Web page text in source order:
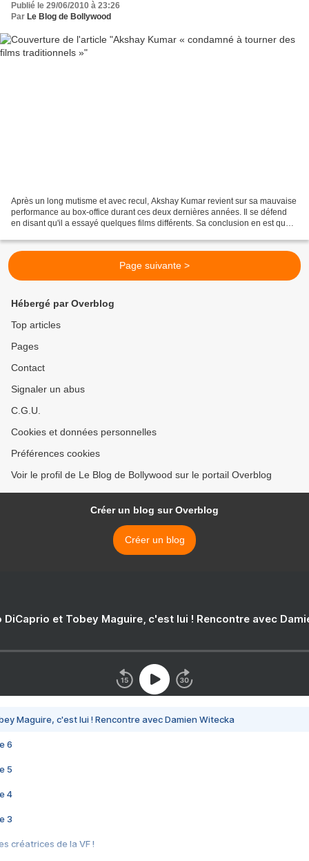
Publié le 29/06/2010 à 23:26
Par Le Blog de Bollywood
Après un long mutisme et avec recul, Akshay Kumar revient sur sa mauvaise
performance au box-office durant ces deux dernières années. Il se défend
en disant qu'il a essayé quelques films différents. Sa conclusion en est que
Page suivante >
Hébergé par Overblog
Top articles
Pages
Contact
Signaler un abus
C.G.U.
Cookies et données personnelles
Préférences cookies
Voir le profil de Le Blog de Bollywood sur le portail Overblog
Créer un blog sur Overblog
Créer un blog
DiCaprio et Tobey Maguire, c'est lui ! Rencontre avec
Maguire, c'est lui ! Rencontre avec Damien Witecka
6
5
4
3
créatrices de la VF !